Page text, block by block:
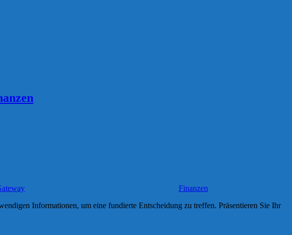
Finanzen
Informationen, um eine fundierte Entscheidung zu treffen. Präsentieren Sie Ihr